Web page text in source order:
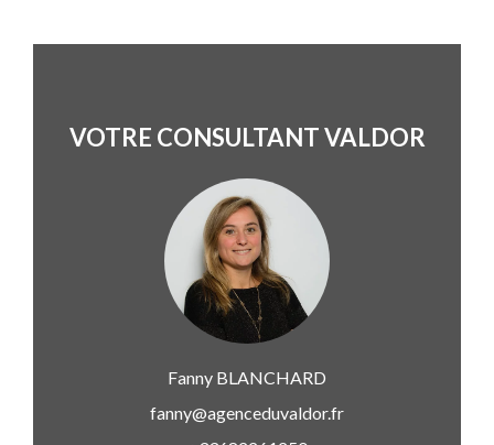
VOTRE CONSULTANT VALDOR
Fanny BLANCHARD
fanny@agenceduvaldor.fr